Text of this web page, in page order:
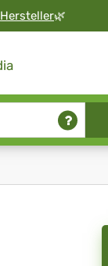
Hersteller🌿